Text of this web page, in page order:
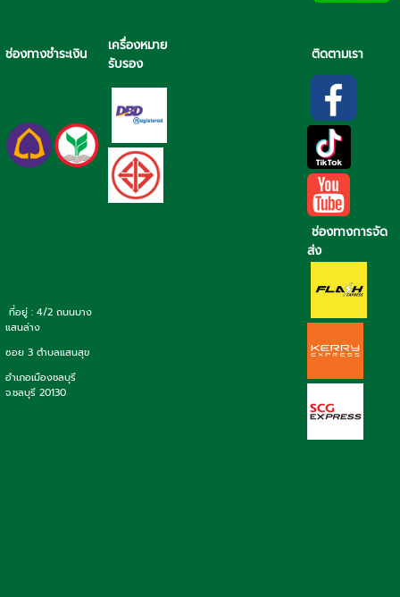
ช่องทางชำระเงิน
เครื่องหมาย
รับรอง
ติดตามเรา
ช่องทางการจัด
ส่ง
ที่อยู่ : 4/2 ถนนบาง
แสนล่าง
ซอย 3 ตำบลแสนสุข
อำเภอเมืองชลบุรี
จ.ชลบุรี 20130